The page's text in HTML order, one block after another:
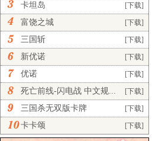
正... [下载]
卡坦岛
[下载]
富饶之城
[下载]
三国斩
[下载]
新优诺
[下载]
优诺
[下载]
死亡前线-闪电战 中文规...
[下载]
三国杀无双版卡牌
[下载]
卡卡颂